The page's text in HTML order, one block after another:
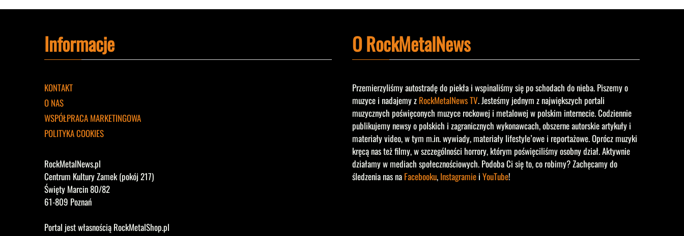
Informacje
KONTAKT
O NAS
WSPÓŁPRACA MARKETINGOWA
POLITYKA COOKIES
RockMetalNews.pl
Centrum Kultury Zamek (pokój 217)
Święty Marcin 80/82
61-809 Poznań
Portal jest własnością RockMetalShop.pl
O RockMetalNews
Przemierzyliśmy autostradę do piekła i wspinaliśmy się po schodach do nieba. Piszemy o
muzyce i nadajemy z RockMetalNews TV. Jesteśmy jednym z największych portali
muzycznych poświęconych muzyce rockowej i metalowej w polskim internecie. Codziennie
publikujemy newsy o polskich i zagranicznych wykonawcach, obszerne autorskie artykuły i
materiały video, w tym m.in. wywiady, materiały lifestyle’owe i reportażowe. Oprócz muzyki
kręcą nas też filmy, w szczególności horrory, którym poświęciliśmy osobny dział. Aktywnie
działamy w mediach społecznościowych. Podoba Ci się to, co robimy? Zachęcamy do
śledzenia nas na Facebooku, Instagramie i YouTube!